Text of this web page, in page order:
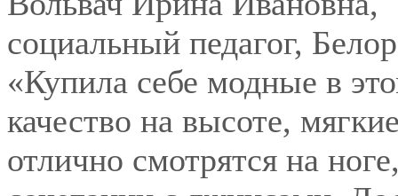
социальный педагог,
«Купила себе модные в
качество на высоте,
отлично смотрятся на